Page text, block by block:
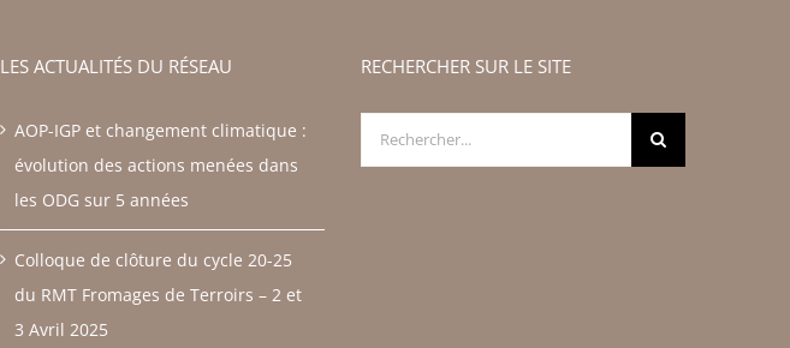
LES ACTUALITÉS DU RÉSEAU
AOP-IGP et changement climatique :
évolution des actions menées dans
les ODG sur 5 années
Colloque de clôture du cycle 20-25
du RMT Fromages de Terroirs – 2 et
3 Avril 2025
RECHERCHER SUR LE SITE
Rechercher: